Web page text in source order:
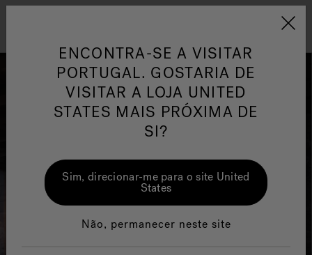
Jacuzzi&reg; EMEA
Jacuzzi® Sensational
Wellness™
ENCONTRA-SE A VISITAR
PORTUGAL. GOSTARIA DE
VISITAR A LOJA UNITED
STATES MAIS PRÓXIMA DE
SI?
Sim, direcionar-me para o site United
States
Não, permanecer neste site